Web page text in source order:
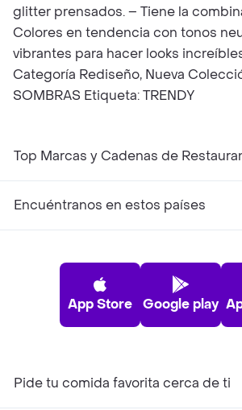
glitter prensados. – Tiene la
Colores en tendencia con tonos
vibrantes para hacer looks
Categoría Rediseño, Nueva
SOMBRAS Etiqueta: TRENDY
Top Marcas y Cadenas de
Encuéntranos en estos países
App Store Google play
Pide tu comida favorita cerca de ti